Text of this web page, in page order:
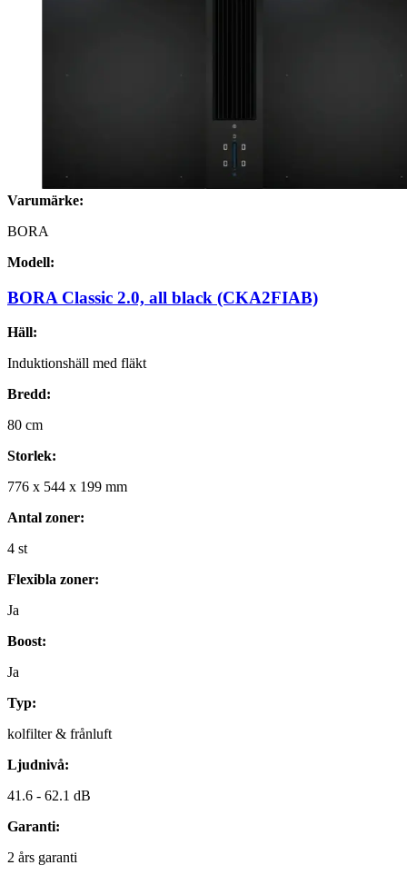
Varumärke:
BORA
Modell:
BORA Classic 2.0, all black (CKA2FIAB)
Häll:
Induktionshäll med fläkt
Bredd:
80 cm
Storlek:
776 x 544 x 199 mm
Antal zoner:
4 st
Flexibla zoner:
Ja
Boost:
Ja
Typ:
kolfilter & frånluft
Ljudnivå:
41.6 - 62.1 dB
Garanti:
2 års garanti